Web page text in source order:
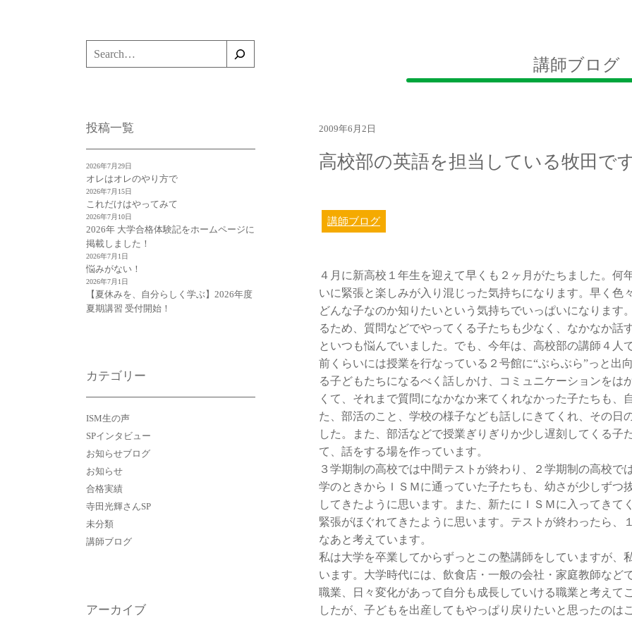
講師ブログ
2009年6月2日
高校部の英語を担当している牧田です
講師ブログ
４月に新高校１年生を迎えて早くも２ヶ月がたちました。何
いに緊張と楽しみが入り混じった気持ちになります。早く色
どんな子なのか知りたいという気持ちでいっぱいになります
るため、質問などでやってくる子たちも少なく、なかなか話
といつも悩んでいました。でも、今年は、高校部の講師４人
前くらいには授業を行なっている２号館に“ぶらぶら”っと出
る子どもたちになるべく話しかけ、コミュニケーションをは
くて、それまで質問になかなか来てくれなかった子たちも、
た、部活のこと、学校の様子なども話しにきてくれ、その日
した。また、部活などで授業ぎりぎりか少し遅刻してくる子
て、話をする場を作っています。
３学期制の高校では中間テストが終わり、２学期制の高校で
学のときからＩＳＭに通っていた子たちも、幼さが少しずつ
してきたように思います。また、新たにＩＳＭに入ってきて
緊張がほぐれてきたように思います。テストが終わったら、
なあと考えています。
私は大学を卒業してからずっとこの塾講師をしていますが、
います。大学時代には、飲食店・一般の会社・家庭教師など
職業、日々変化があって自分も成長していける職業と考えて
したが、子どもを出産してもやっぱり戻りたいと思ったのは
検
索
投稿一覧
オレはオレのやり方で
2026年7月29日
これだけはやってみて
2026年7月15日
2026年 大学合格体験記をホームページに
掲載しました！
2026年7月10日
悩みがない！
2026年7月1日
【夏休みを、自分らしく学ぶ】2026年度
夏期講習 受付開始！
2026年7月1日
カテゴリー
ISM生の声
SPインタビュー
お知らせブログ
お知らせ
合格実績
寺田光輝さんSP
未分類
講師ブログ
アーカイブ